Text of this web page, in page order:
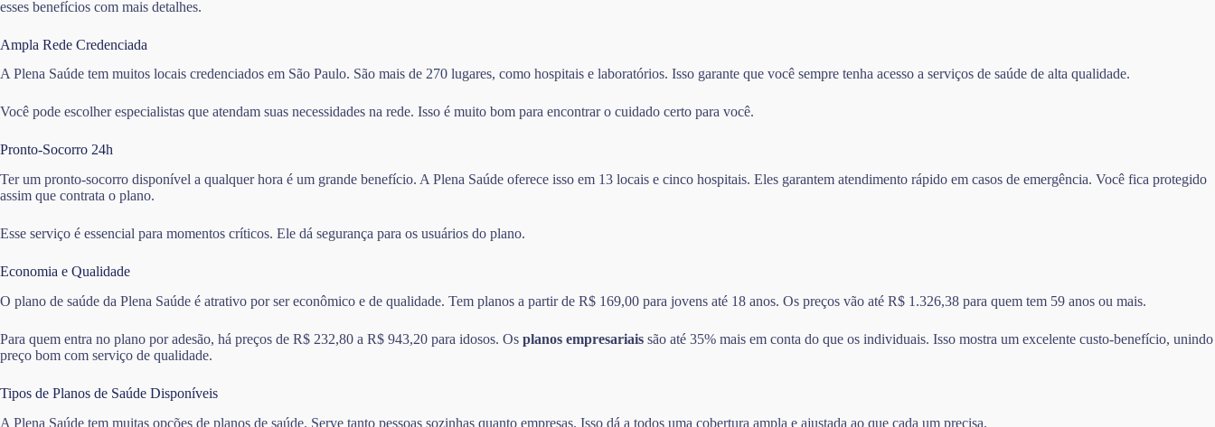
esses benefícios com mais detalhes.
Ampla Rede Credenciada
A Plena Saúde tem muitos locais credenciados em São Paulo. São mais de 270 lugares, como hospitais e laboratórios. Isso garante que você sempre tenha acesso a serviços de saúde de alta qualidade.
Você pode escolher especialistas que atendam suas necessidades na rede. Isso é muito bom para encontrar o cuidado certo para você.
Pronto-Socorro 24h
Ter um pronto-socorro disponível a qualquer hora é um grande benefício. A Plena Saúde oferece isso em 13 locais e cinco hospitais. Eles garantem atendimento rápido em casos de emergência. Você fica protegido
assim que contrata o plano.
Esse serviço é essencial para momentos críticos. Ele dá segurança para os usuários do plano.
Economia e Qualidade
O plano de saúde da Plena Saúde é atrativo por ser econômico e de qualidade. Tem planos a partir de R$ 169,00 para jovens até 18 anos. Os preços vão até R$ 1.326,38 para quem tem 59 anos ou mais.
Para quem entra no plano por adesão, há preços de R$ 232,80 a R$ 943,20 para idosos. Os planos empresariais são até 35% mais em conta do que os individuais. Isso mostra um excelente custo-benefício, unindo
preço bom com serviço de qualidade.
Tipos de Planos de Saúde Disponíveis
A Plena Saúde tem muitas opções de planos de saúde. Serve tanto pessoas sozinhas quanto empresas. Isso dá a todos uma cobertura ampla e ajustada ao que cada um precisa.